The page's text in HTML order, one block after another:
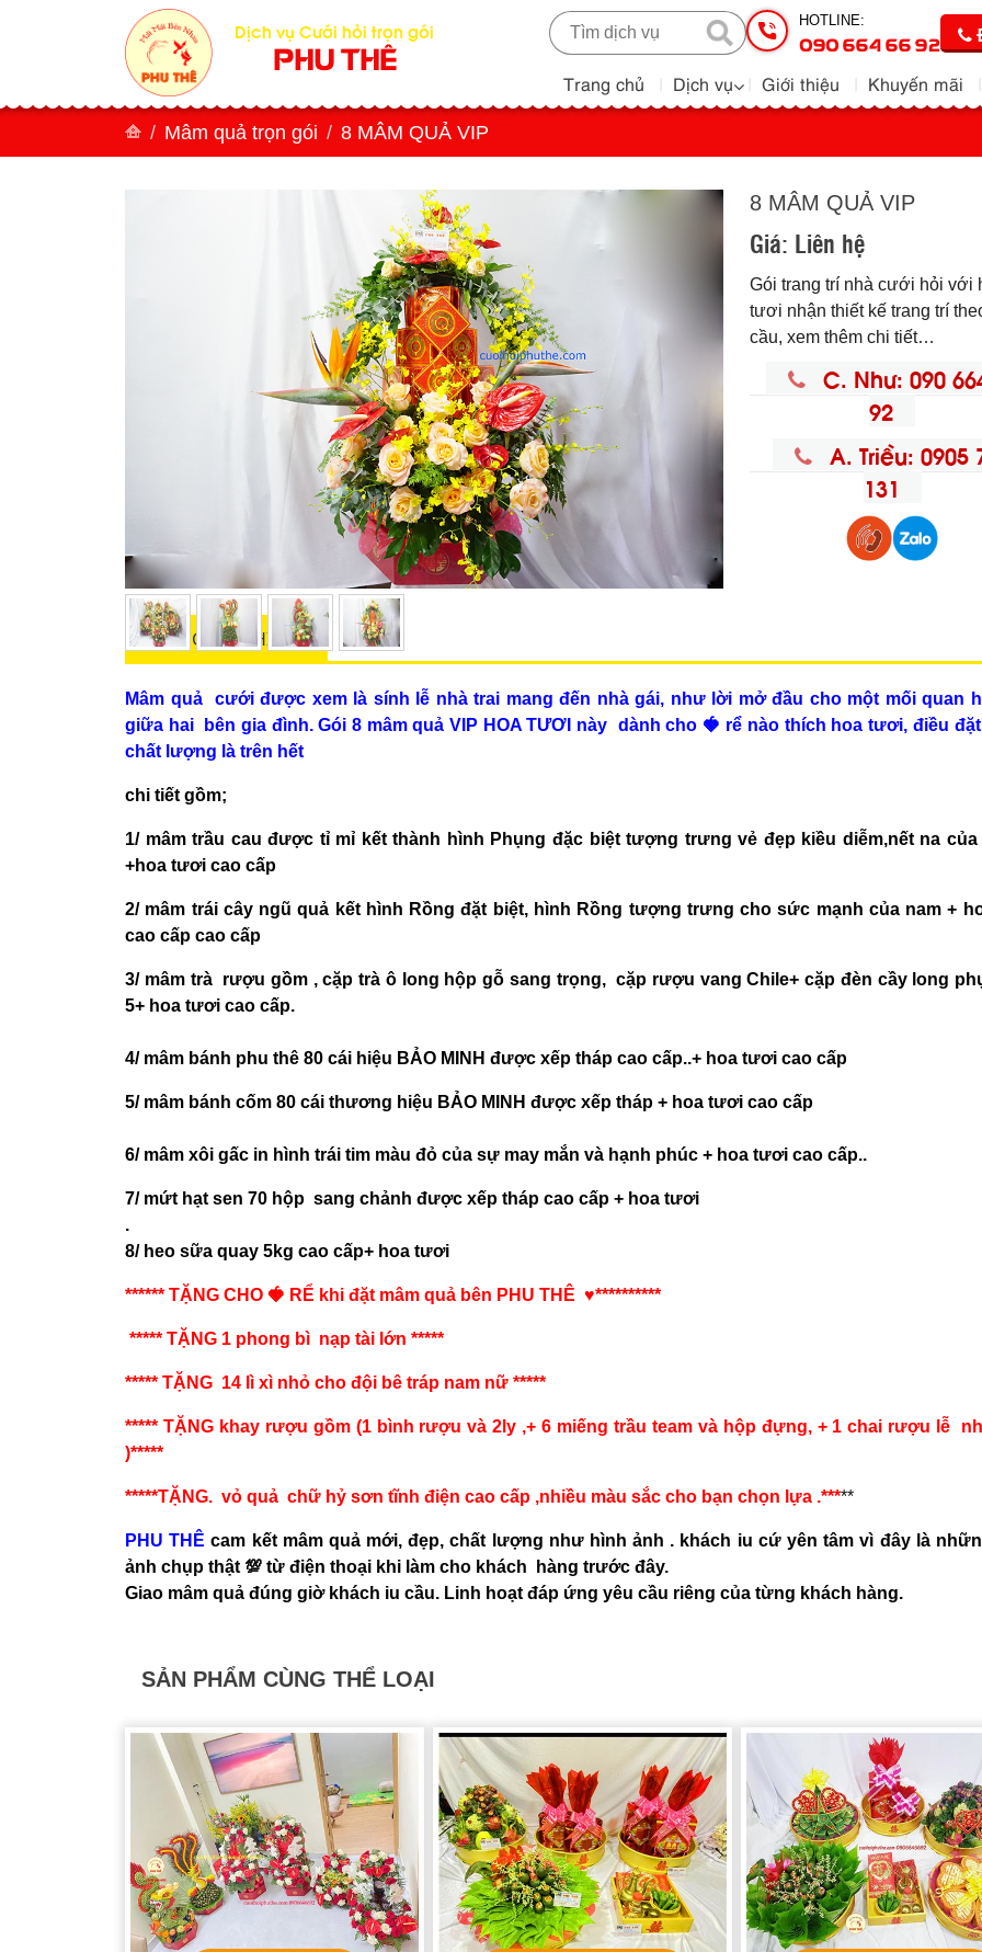
Dịch vụ Cưới hỏi trọn gói
PHU THÊ
HOTLINE:
090 664 66 92
Trang chủ Dịch vụ Giới thiệu Khuyến mãi
Mâm quả trọn gói 8 MÂM QUẢ VIP
8 MÂM QUẢ VIP
Giá: Liên hệ
Gói trang trí nhà cưới hỏi với
tươi nhận thiết kế trang trí
cầu, xem thêm chi tiết…
C. Như: 090
92
A. Triều: 0905
131
THÔNG TIN CHI TIẾT
Mâm quả cưới được xem là sính lễ nhà trai mang đến nhà gái, như lời mở đầu cho một mối quan
giữa hai bên gia đình. Gói 8 mâm quả VIP HOA TƯƠI này dành cho 🍓 rể nào thích hoa tươi, điều
chất lượng là trên hết
chi tiết gồm;
1/ mâm trầu cau được tỉ mỉ kết thành hình Phụng đặc biệt tượng trưng vẻ đẹp kiều diễm,nết na của
+hoa tươi cao cấp
2/ mâm trái cây ngũ quả kết hình Rồng đặt biệt, hình Rồng tượng trưng cho sức mạnh của nam +
cao cấp cao cấp
3/ mâm trà rượu gồm , cặp trà ô long hộp gỗ sang trọng, cặp rượu vang Chile+ cặp đèn cầy long
5+ hoa tươi cao cấp.
4/ mâm bánh phu thê 80 cái hiệu BẢO MINH được xếp tháp cao cấp..+ hoa tươi cao cấp
5/ mâm bánh cốm 80 cái thương hiệu BẢO MINH được xếp tháp + hoa tươi cao cấp
6/ mâm xôi gấc in hình trái tim màu đỏ của sự may mắn và hạnh phúc + hoa tươi cao cấp..
7/ mứt hạt sen 70 hộp sang chảnh được xếp tháp cao cấp + hoa tươi
.
8/ heo sữa quay 5kg cao cấp+ hoa tươi
****** TẶNG CHO 🍓 RỂ khi đặt mâm quả bên PHU THÊ ♥️**********
***** TẶNG 1 phong bì nạp tài lớn *****
***** TẶNG 14 lì xì nhỏ cho đội bê tráp nam nữ *****
***** TẶNG khay rượu gồm (1 bình rượu và 2ly ,+ 6 miếng trầu team và hộp đựng, + 1 chai rượu lễ
)*****
*****TẶNG. vỏ quả chữ hỷ sơn tĩnh điện cao cấp ,nhiều màu sắc cho bạn chọn lựa .*****
PHU THÊ cam kết mâm quả mới, đẹp, chất lượng như hình ảnh . khách iu cứ yên tâm vì đây là
ảnh chụp thật 💯 từ điện thoại khi làm cho khách hàng trước đây.
Giao mâm quả đúng giờ khách iu cầu. Linh hoạt đáp ứng yêu cầu riêng của từng khách hàng.
SẢN PHẨM CÙNG THỂ LOẠI